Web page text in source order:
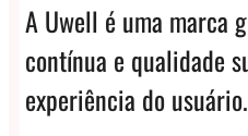
A Uwell é uma marca
contínua e qualidade
experiência do usuário.